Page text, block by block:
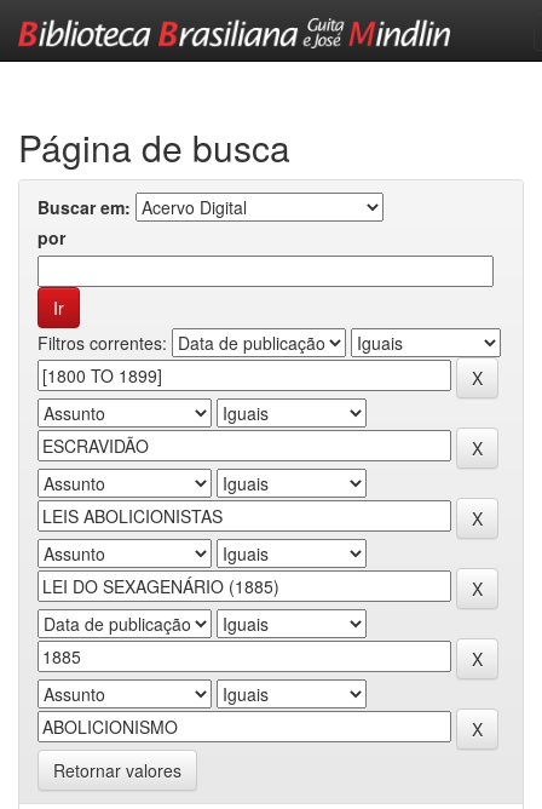
Página de busca
Buscar em:
por
Filtros correntes:
Retornar valores